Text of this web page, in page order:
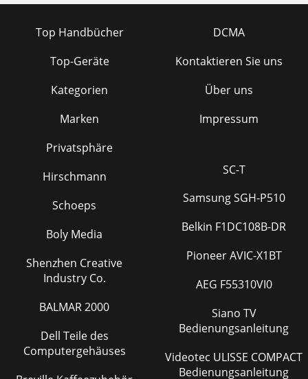
Top Handbücher
Top-Geräte
Kategorien
Marken
Privatsphäre
DCMA
Kontaktieren Sie uns
Über uns
Impressum
Hirschmann
Schoeps
Boly Media
Shenzhen Creative
Industry Co.
BALMAR 2000
Dell Teile des
Computergehäuses
SC-T
Samsung SGH-P510
Belkin F1DC108B-DR
Pioneer AVIC-X1BT
AEG F55310VI0
Siano TV
Bedienungsanleitung
Videotec ULISSE COMPACT
Bedienungsanleitung